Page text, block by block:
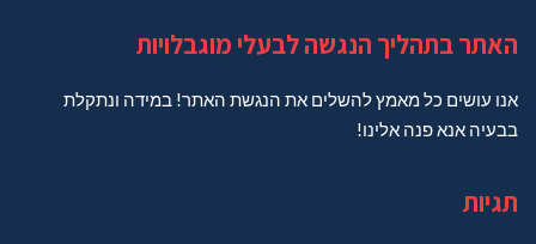
האתר בתהליך הנגשה לבעלי מוגבלויות
אנו עושים כל מאמץ להשלים את הנגשת האתר! במידה ונתקלת
בבעיה אנא פנה אלינו!
תגיות